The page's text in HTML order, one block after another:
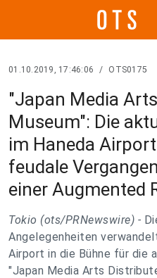
01.10.2019, 17:46:06 / OTS0175
"Japan Media
Museum": Die
im Haneda
feudale
einer Augmented
Tokio (ots/PRNewswire) -
Angelegenheiten
Airport in die Bühne für die
"Japan Media Arts